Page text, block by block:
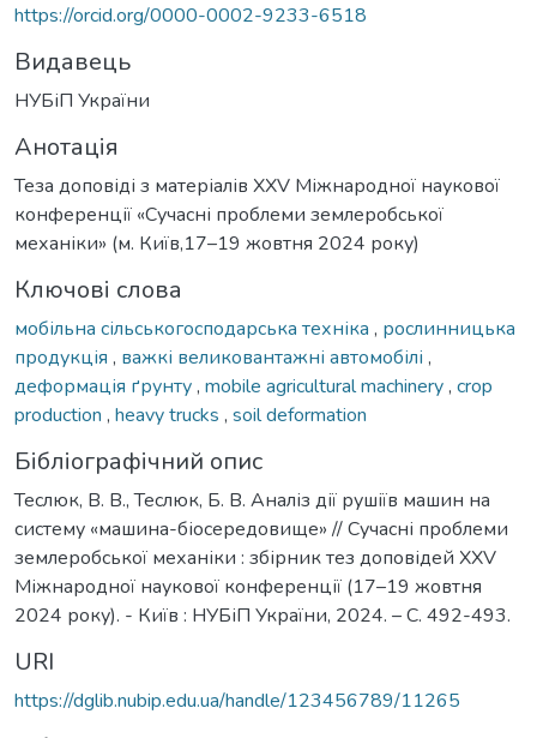
https://orcid.org/0000-0002-9233-6518
Видавець
НУБіП України
Анотація
Теза доповіді з матеріалів XХV Міжнародної наукової
конференції «Сучасні проблеми землеробської
механіки» (м. Київ,17–19 жовтня 2024 року)
Ключові слова
мобільна сільськогосподарська техніка , рослинницька
продукція , важкі великовантажні автомобілі ,
деформація ґрунту, mobile agricultural machinery, crop
production , heavy trucks , soil deformation
Бібліографічний опис
Теслюк, В. В., Теслюк, Б. В. Аналіз дії рушіїв машин на
систему «машина-біосередовище» // Сучасні проблеми
землеробської механіки : збірник тез доповідей XХV
Міжнародної наукової конференції (17–19 жовтня
2024 року). - Київ : НУБіП України, 2024. – С. 492-493.
URI
https://dglib.nubip.edu.ua/handle/123456789/11265